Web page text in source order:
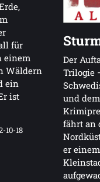
für
einem
Wäldern
ein
ist
10-18
Der
Trilogie
und
fährt an
er